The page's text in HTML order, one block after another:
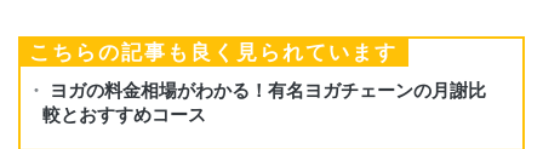
こちらの記事も良く見られています